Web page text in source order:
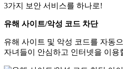
3가지 보안 서비스를 하나로!
유해 사이트/악성 코드 차단
유해 사이트 및 악성 코드를 자동
자녀들이 안심하고 인터넷을 이용